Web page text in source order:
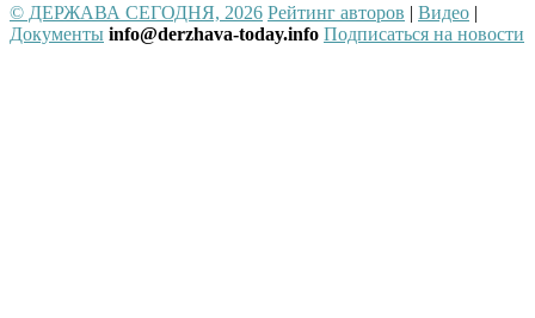
© ДЕРЖАВА СЕГОДНЯ, 2026 Рейтинг авторов | Видео |
Документы info@derzhava-today.info Подписаться на новости